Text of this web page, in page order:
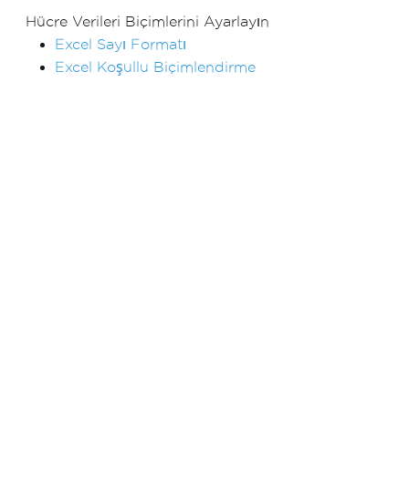
Hücre Verileri Biçimlerini Ayarlayın
Excel Sayı Formatı
Excel Koşullu Biçimlendirme